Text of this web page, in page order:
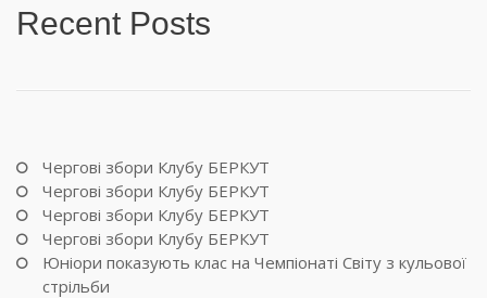
Recent Posts
Чергові збори Клубу БЕРКУТ
Чергові збори Клубу БЕРКУТ
Чергові збори Клубу БЕРКУТ
Чергові збори Клубу БЕРКУТ
Юніори показують клас на Чемпіонаті Світу з кульової
стрільби